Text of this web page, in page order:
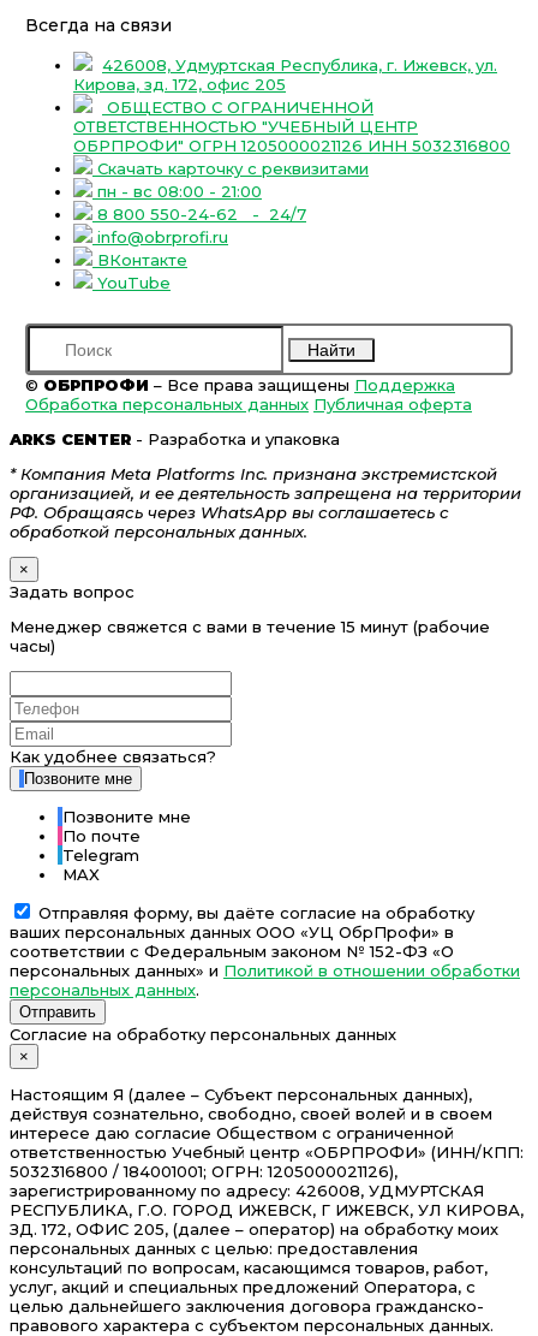
Всегда на связи
426008, Удмуртская Республика, г. Ижевск, ул.
Кирова, зд. 172, офис 205
ОБЩЕСТВО С ОГРАНИЧЕННОЙ
ОТВЕТСТВЕННОСТЬЮ "УЧЕБНЫЙ ЦЕНТР
ОБРПРОФИ" ОГРН 1205000021126 ИНН 5032316800
Скачать карточку с реквизитами
пн - вс 08:00 - 21:00
8 800 550-24-62
- 24/7
info@obrprofi.ru
ВКонтакте
YouTube
Найти
© ОБРПРОФИ – Все права защищены Поддержка
Обработка персональных данных Публичная оферта
ARKS CENTER - Разработка и упаковка
* Компания Meta Platforms Inc. признана экстремистской
организацией, и ее деятельность запрещена на территории
РФ. Обращаясь через WhatsApp вы соглашаетесь с
обработкой персональных данных.
×
Задать вопрос
Менеджер свяжется с вами в течение 15 минут (рабочие
часы)
Как удобнее связаться?
Позвоните мне
Позвоните мне
По почте
Telegram
MAX
Отправляя форму, вы даёте согласие на обработку
ваших персональных данных ООО «УЦ ОбрПрофи» в
соответствии с Федеральным законом № 152-ФЗ «О
персональных данных» и Политикой в отношении обработки
персональных данных.
Отправить
Согласие на обработку персональных данных
×
Настоящим Я (далее – Субъект персональных данных),
действуя сознательно, свободно, своей волей и в своем
интересе даю согласие Обществом с ограниченной
ответственностью Учебный центр «ОБРПРОФИ» (ИНН/КПП:
5032316800 / 184001001; ОГРН: 1205000021126),
зарегистрированному по адресу: 426008, УДМУРТСКАЯ
РЕСПУБЛИКА, Г.О. ГОРОД ИЖЕВСК, Г ИЖЕВСК, УЛ КИРОВА,
ЗД. 172, ОФИС 205, (далее – оператор) на обработку моих
персональных данных с целью: предоставления
консультаций по вопросам, касающимся товаров, работ,
услуг, акций и специальных предложений Оператора, с
целью дальнейшего заключения договора гражданско-
правового характера с субъектом персональных данных.